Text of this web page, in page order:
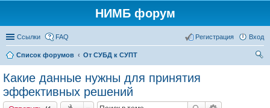
НИМБ форум
Ссылки FAQ Вход
Регистрация
Список форумов
От СУБД к СУПТ
Какие данные нужны для принятия
эффективных решений